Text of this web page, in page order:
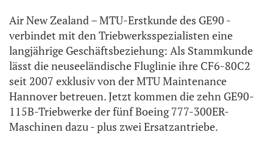
Air New Zealand – MTU-Erstkunde des GE90 -
verbindet mit den Triebwerksspezialisten eine
langjährige Geschäftsbeziehung: Als Stammkunde
lässt die neuseeländische Fluglinie ihre CF6-80C2
seit 2007 exklusiv von der MTU Maintenance
Hannover betreuen. Jetzt kommen die zehn GE90-
115B-Triebwerke der fünf Boeing 777-300ER-
Maschinen dazu - plus zwei Ersatzantriebe.